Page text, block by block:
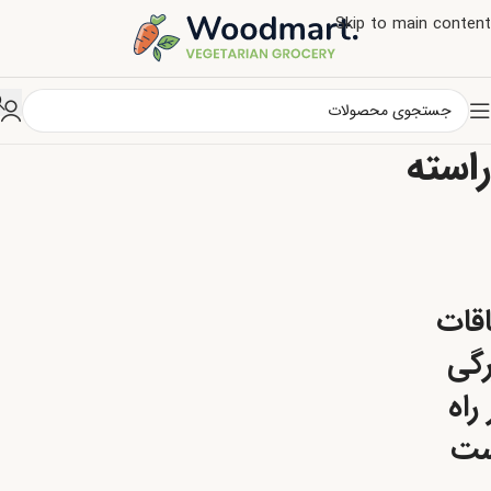
Skip to main content
راسته